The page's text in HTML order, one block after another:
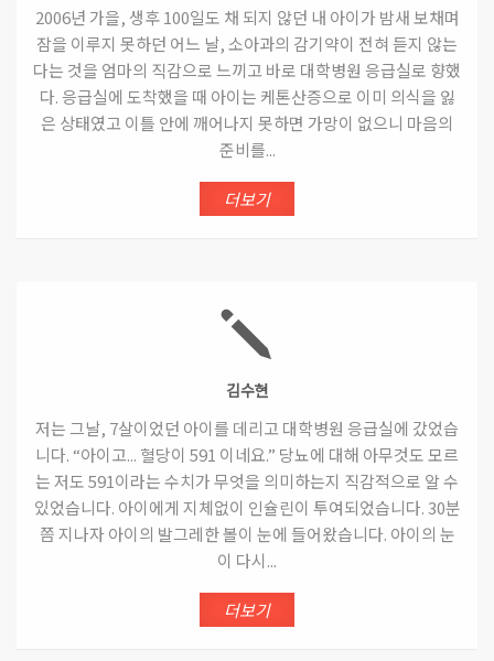
2006년 가을, 생후 100일도 채 되지 않던 내 아이가 밤새 보채며
잠을 이루지 못하던 어느 날, 소아과의 감기약이 전혀 듣지 않는
다는 것을 엄마의 직감으로 느끼고 바로 대학병원 응급실로 향했
다. 응급실에 도착했을 때 아이는 케톤산증으로 이미 의식을 잃
은 상태였고 이틀 안에 깨어나지 못하면 가망이 없으니 마음의
준비를...
더보기
김수현
저는 그날, 7살이었던 아이를 데리고 대학병원 응급실에 갔었습
니다. “아이고... 혈당이 591 이네요.” 당뇨에 대해 아무것도 모르
는 저도 591이라는 수치가 무엇을 의미하는지 직감적으로 알 수
있었습니다. 아이에게 지체없이 인슐린이 투여되었습니다. 30분
쯤 지나자 아이의 발그레한 볼이 눈에 들어왔습니다. 아이의 눈
이 다시...
더보기